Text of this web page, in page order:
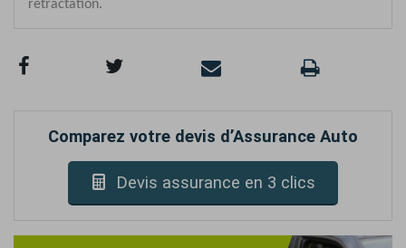
Comparez votre devis d’Assurance Auto
Devis assurance en 3 clics